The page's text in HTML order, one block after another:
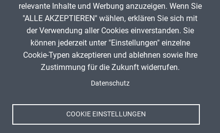
ANZEIGE
Spenden
Impressum
relevante Inhalte und Werbung anzuzeigen. Wenn Sie
"ALLE AKZEPTIEREN" wählen, erklären Sie sich mit
der Verwendung aller Cookies einverstanden. Sie
können jederzeit unter "Einstellungen" einzelne
Cookie-Typen akzeptieren und ablehnen sowie Ihre
Zustimmung für die Zukunft widerrufen.
Datenschutz
COOKIE EINSTELLUNGEN